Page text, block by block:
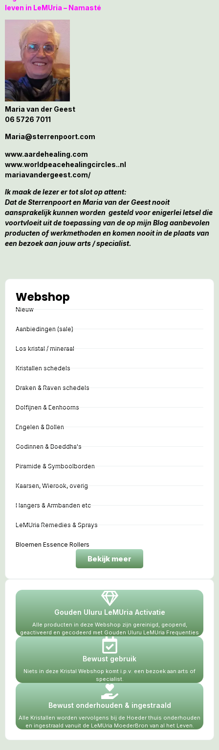
Webshop
Nieuw
Aanbiedingen (sale)
Los kristal / mineraal
Kristallen schedels
Draken & Raven schedels
Dolfijnen & Eenhoorns
Engelen & Bollen
Godinnen & Boeddha's
Piramide & Symboolborden
Kaarsen, Wierook, overig
Hangers & Armbanden etc
LeMUria Remedies & Sprays
Bloemen Essence Rollers
Bekijk meer
Gouden Uluru LeMUria Activatie
Alle producten in deze Webshop zijn gereinigd, geopend,
geactiveerd en gecodeerd met Gouden Uluru LeMUria Frequenties
Bewust gebruik
Niets in deze Kristal Webshop komt i.p.v. een bezoek aan arts of
specialist.
Bewust onderhouden & ingestraald
Alle Kristallen worden vervolgens bij de Hoeder thuis onderhouden
en ingestraald vanuit de LeMUria MoederBron van al het Leven.
leven in LeMUria – Namasté
Maria van der Geest
06 5726 7011
Maria@sterrenpoort.com
www.aardehealing.com
www.worldpeacehealingcircles..nl
mariavandergeest.com/
Ik maak de lezer er tot slot op attent:
Dat de Sterrenpoort en Maria van der Geest nooit
aansprakelijk kunnen worden gesteld voor enigerlei letsel die
voortvloeit uit de toepassing van de op mijn Blog aanbevolen
producten of werkmethoden en komen nooit in de plaats van
een bezoek aan jouw arts / specialist.